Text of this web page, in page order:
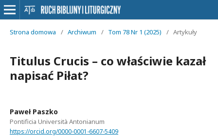
Strona domowa / Archiwum / Tom 78 Nr 1 (2025) / Artykuły
Titulus Crucis – co właściwie kazał
napisać Piłat?
Paweł Paszko
Pontificia Università Antonianum
https://orcid.org/0000-0001-6607-5409